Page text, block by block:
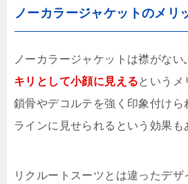
ノーカラージャケットのメリ
ノーカラージャケットは襟がない
キリとして小顔に見えるというメ
鎖骨やデコルテを強く印象付けら
ラインに見せられるという効果も
リクルートスーツとは違ったデ